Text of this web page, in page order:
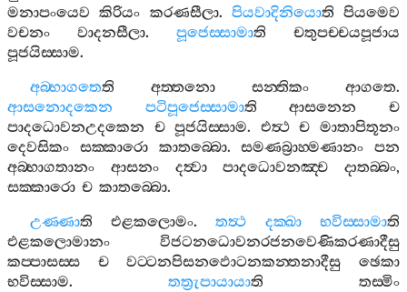
මනාපංයෙව කිරියං කරණසීලා. පියවාදිනියොති පියමෙව
වචනං
වාදනසීලා. පූජෙස‍්සාමාති
චතුපච‍්චයපූජාය
පූජයිස‍්සාම.
අබ‍්භාගතෙති අත‍්තනො සන‍්තිකං ආගතෙ.
ආසනොදකෙන
පටිපූජෙස‍්සාමාති ආසනෙන
ච
පාදධොවනඋදකෙන
ච පූජයිස‍්සාම. එත්‍ථ ච මාතාපිතූනං
දෙවසිකං
සක‍්කාරො කාතබ‍්බො.සමණබ්‍රාහ‍්මණානං
පන
අබ‍්භාගතානං
ආසනං දත්‍වා පාදධොවනඤ‍්ච දාතබ‍්බං,
සක‍්කාරො ච කාතබ‍්බො.
උණ‍්ණාති එළකලොමං.තත්‍ථ දක‍්ඛා භවිස‍්සාමාති
එළකලොමානං
විජටනධොවනරජනවෙණිකරණාදීසු
කප‍්පාසස‍්ස
ච වට‍්ටනපිසනඵොටනකන‍්තනාදීසු
ඡෙකා
භවිස‍්සාම. තත්‍රුපායායාති
තස‍්මිං